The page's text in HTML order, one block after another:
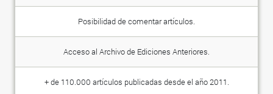
Posibilidad de comentar artículos.
Acceso al Archivo de Ediciones Anteriores.
+ de 110.000 artículos publicadas desde el año 2011.